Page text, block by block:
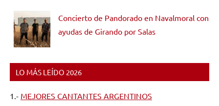
Concierto de Pandorado en Navalmoral con
ayudas de Girando por Salas
LO MÁS LEÍDO 2026
1.- MEJORES CANTANTES ARGENTINOS